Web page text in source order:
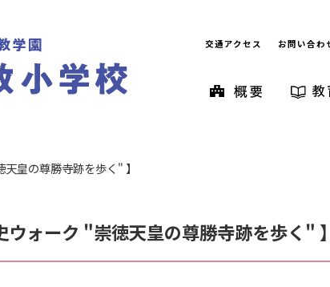
交通アクセス お問い合わ
皇の尊勝寺跡を歩く" 】
ォーク "崇徳天皇の尊勝寺跡を歩く" 】